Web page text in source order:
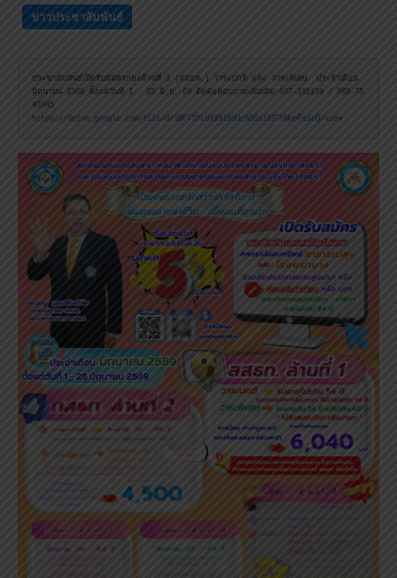
ข่าวประชาสัมพันธ์
ประชาสัมพันธ์เปิดรับสมัครกองล้านที่ 1 (สสธท.) วาระปกติ และ วาระพิเศษ  ประจำเดือน
มิถุนายน 2569 ตั้งแต่วันที่ 1 - 25 มิ.ย. 69 ติดต่อสอบถามเพิ่มเติม 037-316139 / 089-75
https://drive.google.com/file/d/1BPT3fLdX1Nl8SUcAOSsiX9ThNwoFs1eQ/view